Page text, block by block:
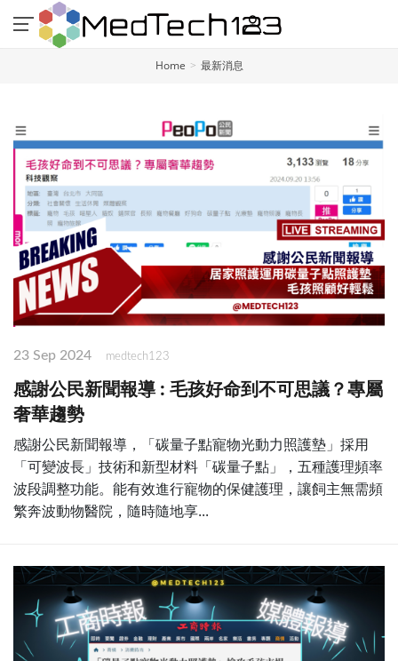
Home 最新消息
23 Sep 2024 medtech123
感謝公民新聞報導 : 毛孩好命到不可思議？專屬
奢華趨勢
感謝公民新聞報導，「碳量子點寵物光動力照護墊」採用
「可變波長」技術和新型材料「碳量子點」，五種護理頻率
波段調整功能。能有效進行寵物的保健護理，讓飼主無需頻
繁奔波動物醫院，隨時隨地享...